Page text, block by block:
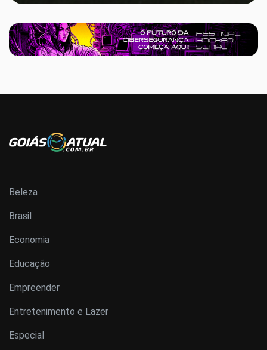
Beleza
Brasil
Economia
Educação
Empreender
Entretenimento e Lazer
Especial